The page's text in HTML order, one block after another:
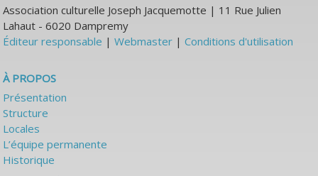
Association culturelle Joseph Jacquemotte | 11 Rue Julien
Lahaut - 6020 Dampremy
Éditeur responsable |Webmaster |Conditions d'utilisation
À PROPOS
Présentation
Structure
Locales
L’équipe permanente
Historique